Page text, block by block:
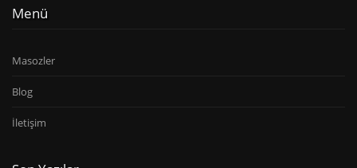
Menü
Masozler
Blog
İletişim